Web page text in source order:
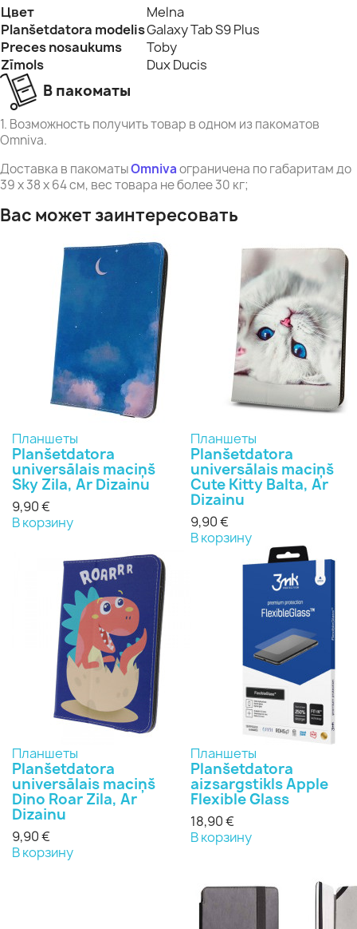
Цвет
Melna
Planšetdatora modelisGalaxy Tab S9 Plus
Preces nosaukums
Toby
Zīmols
Dux Ducis
В пакоматы
1. Возможность получить товар в одном из пакоматов
Omniva.
Доставка в пакоматыOmnivaограничена по габаритам до
39 x 38 x 64 см, вес товара не более 30 кг;
Вас может заинтересовать
Планшеты
Planšetdatora
universālais maciņš
Sky Zila, Ar Dizainu
9,90 €
В корзину
Планшеты
Planšetdatora
universālais maciņš
Cute Kitty Balta, Ar
Dizainu
9,90 €
В корзину
Планшеты
Planšetdatora
universālais maciņš
Dino Roar Zila, Ar
Dizainu
9,90 €
В корзину
Планшеты
Planšetdatora
aizsargstikls Apple
Flexible Glass
18,90 €
В корзину